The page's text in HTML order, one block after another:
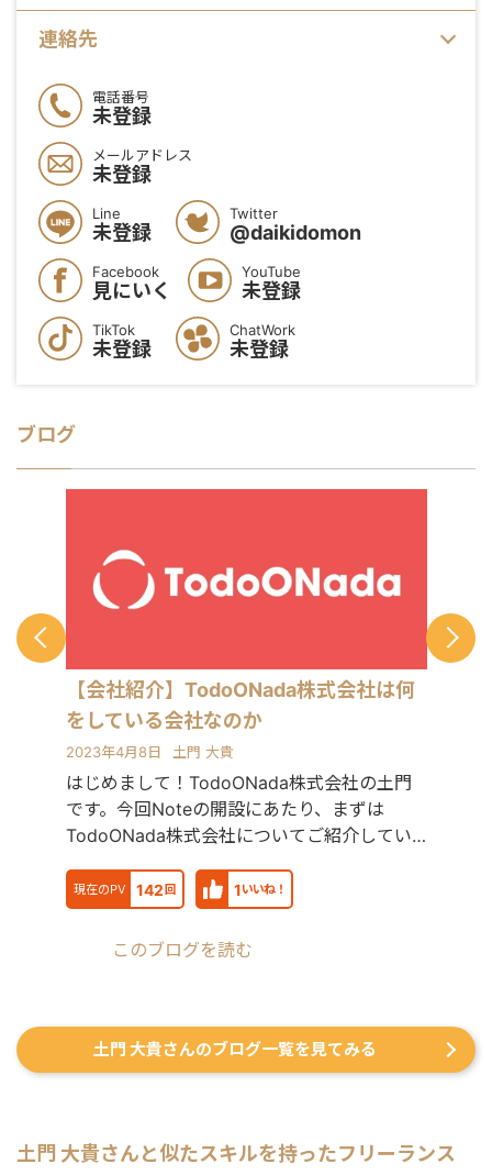
連絡先
電話番号
未登録
メールアドレス
未登録
Line
未登録
Twitter
@daikidomon
Facebook
見にいく
YouTube
未登録
TikTok
未登録
ChatWork
未登録
ブログ
【会社紹介】TodoONada株式会社は何
をしている会社なのか
2023年4月8日 土門 大貴
現在のPV 142 回 1いいね！
はじめまして！TodoONada株式会社の土門
です。今回Noteの開設にあたり、まずは
TodoONada株式会社についてご紹介してい
このブログを読む
土門 大貴さんのブログ一覧を見てみる
土門 大貴さんと似たスキルを持ったフリーランス